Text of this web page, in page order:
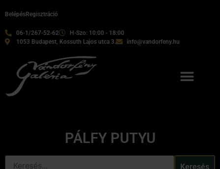
06-1/267-52-62
H-Szo: 10:00 - 18:00
1053 Budapest, Kossuth Lajos utca 3.
info@vandorfeny.hu
BelépésRegisztráció
PÁLFY PUTYU
Keresés